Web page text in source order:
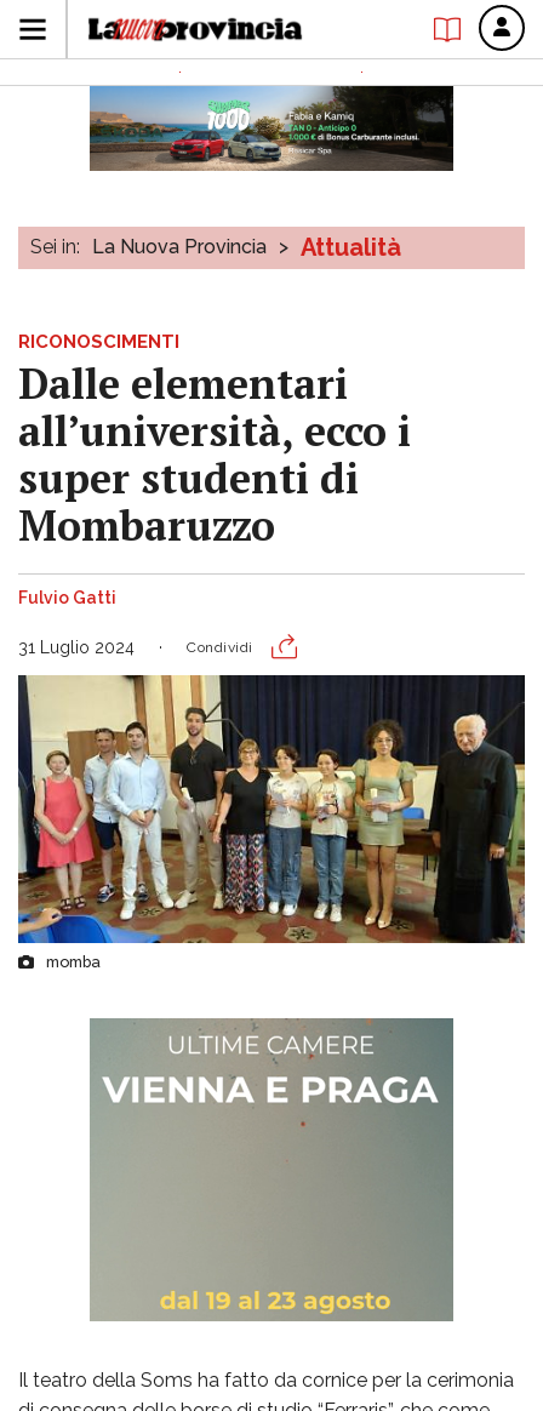
Sei in: La Nuova Provincia > Attualità
RICONOSCIMENTI
Dalle elementari
all’università, ecco i
super studenti di
Mombaruzzo
Fulvio Gatti
31 Luglio 2024 Condividi
momba
Il teatro della Soms ha fatto da cornice per la cerimonia